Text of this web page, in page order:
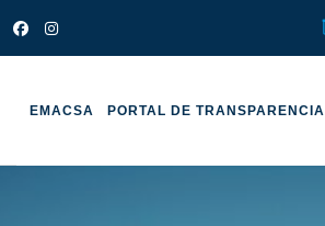
EMACSA PORTAL DE TRANSPARENCIA